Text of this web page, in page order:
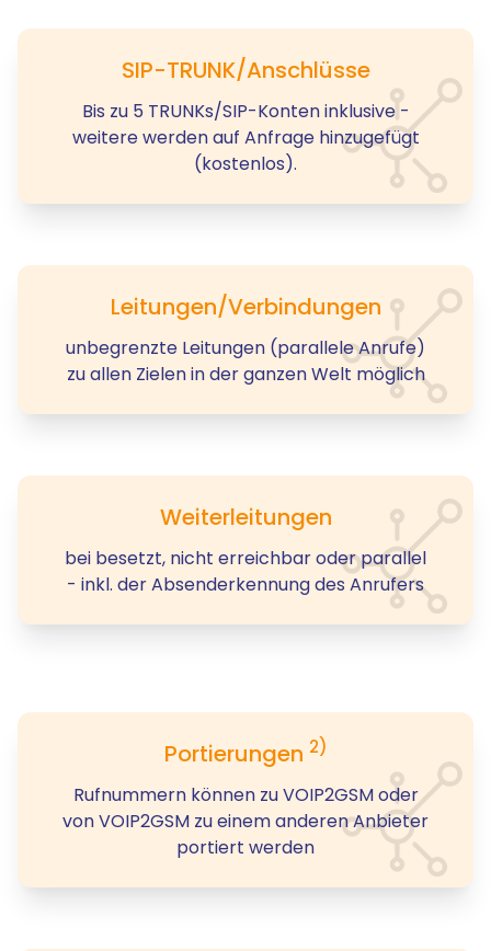
SIP-TRUNK/Anschlüsse
Bis zu 5 TRUNKs/SIP-Konten inklusive -
weitere werden auf Anfrage hinzugefügt
(kostenlos).
Leitungen/Verbindungen
unbegrenzte Leitungen (parallele Anrufe)
zu allen Zielen in der ganzen Welt möglich
Weiterleitungen
bei besetzt, nicht erreichbar oder parallel
- inkl. der Absenderkennung des Anrufers
Portierungen 2)
Rufnummern können zu VOIP2GSM oder
von VOIP2GSM zu einem anderen Anbieter
portiert werden